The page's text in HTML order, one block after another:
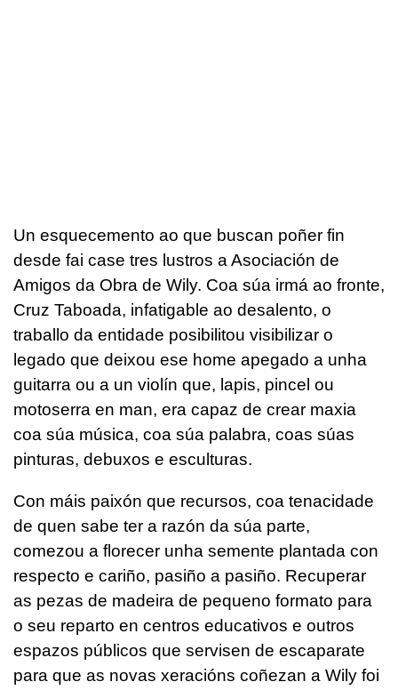
Un esquecemento ao que buscan poñer fin
desde fai case tres lustros a Asociación de
Amigos da Obra de Wily. Coa súa irmá ao fronte,
Cruz Taboada, infatigable ao desalento, o
traballo da entidade posibilitou visibilizar o
legado que deixou ese home apegado a unha
guitarra ou a un violín que, lapis, pincel ou
motoserra en man, era capaz de crear maxia
coa súa música, coa súa palabra, coas súas
pinturas, debuxos e esculturas.
Con máis paixón que recursos, coa tenacidade
de quen sabe ter a razón da súa parte,
comezou a florecer unha semente plantada con
respecto e cariño, pasiño a pasiño. Recuperar
as pezas de madeira de pequeno formato para
o seu reparto en centros educativos e outros
espazos públicos que servisen de escaparate
para que as novas xeracións coñezan a Wily foi